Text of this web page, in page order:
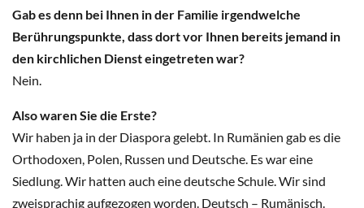
Gab es denn bei Ihnen in der Familie irgendwelche
Berührungspunkte, dass dort vor Ihnen bereits jemand in
den kirchlichen Dienst eingetreten war?
Nein.
Also waren Sie die Erste?
Wir haben ja in der Diaspora gelebt. In Rumänien gab es die
Orthodoxen, Polen, Russen und Deutsche. Es war eine
Siedlung. Wir hatten auch eine deutsche Schule. Wir sind
zweisprachig aufgezogen worden. Deutsch – Rumänisch.